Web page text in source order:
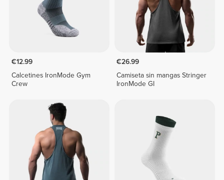
€12.99
Calcetines IronMode Gym
Crew
€26.99
Camiseta sin mangas Stringer
IronMode GI